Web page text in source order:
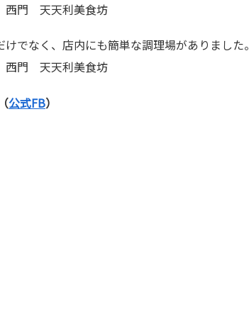
でなく、店内にも簡単な調理場がありました。
公式FB）